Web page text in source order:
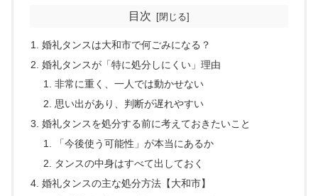
目次
婚礼タンスは大和市で何ごみになる？
婚礼タンスが「特に処分しにくい」理由
非常に重く、一人では動かせない
思い出があり、判断が遅れやすい
婚礼タンスを処分する前に考えておきたいこと
「今後使う可能性」が本当にあるか
タンスの中身はすべて出しておく
婚礼タンスの主な処分方法【大和市】